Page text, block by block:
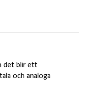
det blir ett
och analoga